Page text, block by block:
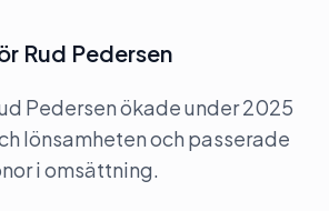
Rud Pedersen
Pedersen ökade under 2025
lönsamheten och passerade
i omsättning.